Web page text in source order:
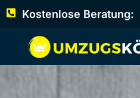
Kostenlose Beratung: